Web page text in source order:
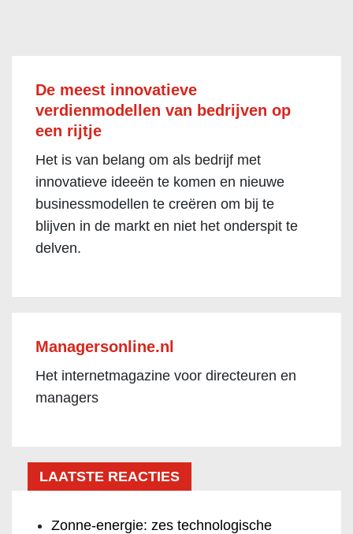
De meest innovatieve
verdienmodellen van bedrijven op
een rijtje
Het is van belang om als bedrijf met
innovatieve ideeën te komen en nieuwe
businessmodellen te creëren om bij te
blijven in de markt en niet het onderspit te
delven.
Managersonline.nl
Het internetmagazine voor directeuren en
managers
LAATSTE REACTIES
Zonne-energie: zes technologische